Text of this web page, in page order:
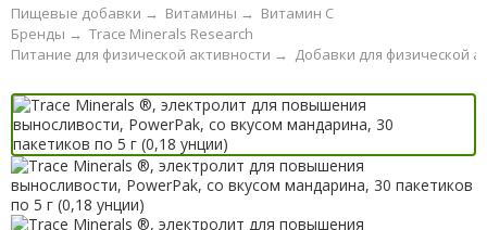
Пищевые добавки → Витамины → Витамин С
Trace Minerals Research
Бренды →
Добавки для физической
Питание для физической активности →